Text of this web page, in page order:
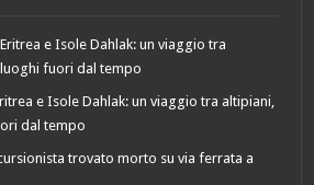
Eritrea e Isole Dahlak: un viaggio tra
fuori dal tempo
e Isole Dahlak: un viaggio tra altipiani,
dal tempo
trovato morto su via ferrata a